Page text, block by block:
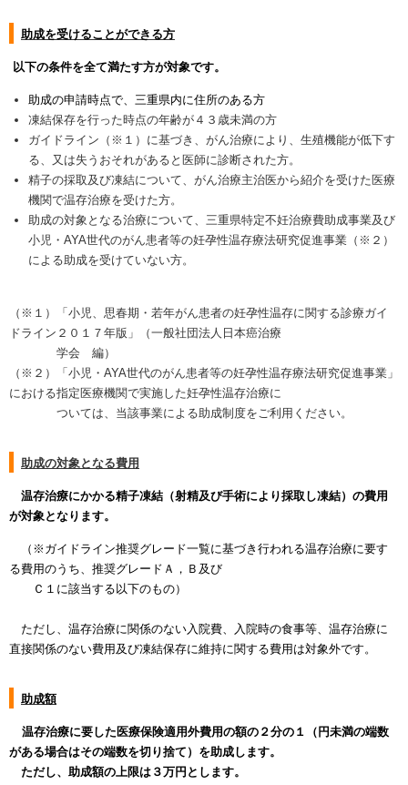
助成を受けることができる方
以下の条件を全て満たす方が対象です。
助成の申請時点で、三重県内に住所のある方
凍結保存を行った時点の年齢が４３歳未満の方
ガイドライン（※１）に基づき、がん治療により、生殖機能が低下す
る、又は失うおそれがあると医師に診断された方。
精子の採取及び凍結について、がん治療主治医から紹介を受けた医療
機関で温存治療を受けた方。
助成の対象となる治療について、三重県特定不妊治療費助成事業及び
小児・AYA世代のがん患者等の妊孕性温存療法研究促進事業（※２）
による助成を受けていない方。
（※１）「小児、思春期・若年がん患者の妊孕性温存に関する診療ガイ
ドライン２０１７年版」（一般社団法人日本癌治療
学会 編）
（※２）「小児・AYA世代のがん患者等の妊孕性温存療法研究促進事業」
における指定医療機関で実施した妊孕性温存治療に
ついては、当該事業による助成制度をご利用ください。
助成の対象となる費用
温存治療にかかる精子凍結（射精及び手術により採取し凍結）の費用
が対象となります。
（※ガイドライン推奨グレード一覧に基づき行われる温存治療に要す
る費用のうち、推奨グレードＡ，Ｂ及び
Ｃ１に該当する以下のもの）
ただし、温存治療に関係のない入院費、入院時の食事等、温存治療に
直接関係のない費用及び凍結保存に維持に関する費用は対象外です。
助成額
温存治療に要した医療保険適用外費用の額の２分の１（円未満の端数
がある場合はその端数を切り捨て）を助成します。
ただし、助成額の上限は３万円とします。